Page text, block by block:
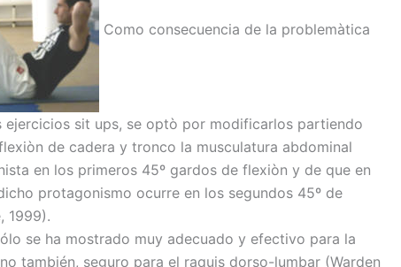
Como consecuencia de la problemàtica
ejercicios sit ups, se optò por modificarlos partiendo
de cadera y tronco la musculatura abdominal
en los primeros 45º gardos de flexiòn y de que en
protagonismo ocurre en los segundos 45º de
1999).
se ha mostrado muy adecuado y efectivo para la
también, seguro para el raquis dorso-lumbar (Warden